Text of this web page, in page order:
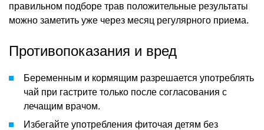
правильном подборе трав положительные результаты
можно заметить уже через месяц регулярного приема.
Противопоказания и вред
Беременным и кормящим разрешается употреблять
чай при гастрите только после согласования с
лечащим врачом.
Избегайте употребления фиточая детям без